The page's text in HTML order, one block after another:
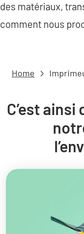
des matériaux,
comment nous
Home
C’est